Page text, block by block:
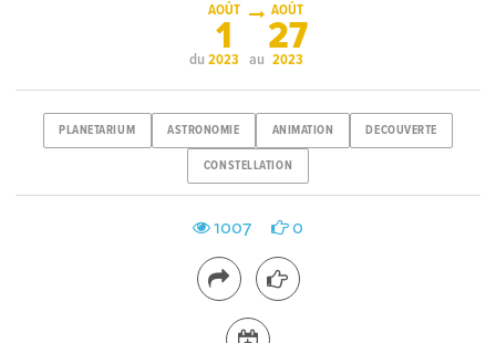
du
AOÛT
1
2023 au
AOÛT
27
2023
PLANETARIUM ASTRONOMIE ANIMATION DECOUVERTE
CONSTELLATION
1007 0